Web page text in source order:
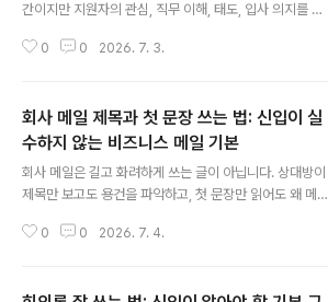
간이지만 지원자의 관심, 직무 이해, 태도, 입사 의지를 다
지막으로 하고 싶은 말이 있나요?”라는 질문을 받았을 때
주 나오는 질문이 있습니다. “마지막으로 하고 싶은 말이
있나요?” 또는 이렇게 물어보기도 합니다. “마지막으로 어
필하고 싶은 점이 있나요?”“끝으로 궁금한 점이나 하고 싶
은 말이 있나요?” 이 질문을 받으면 많은 지원자가 당황합
니다. 이미 준비한 답변은 거의 다 했고, 면접도 끝난 분위
기이기 때문입니다. 그래서 급하게 “기회를 주셔서 감사합
0 0 2026. 7. 3.
회사 메일 제목과 첫 문장 쓰는 법: 신입이 실
수하지 않는 비즈니스 메일 기본
회사 메일은 길고 화려하게 쓰는 글이 아닙니다. 상대방이
제목만 보고도 용건을 파악하고, 첫 문장만 읽어도 왜 메일
나 직장인이 바로 활용할 수 있는 회사 메일 제목과 첫 문장
0 0 2026. 7. 4.